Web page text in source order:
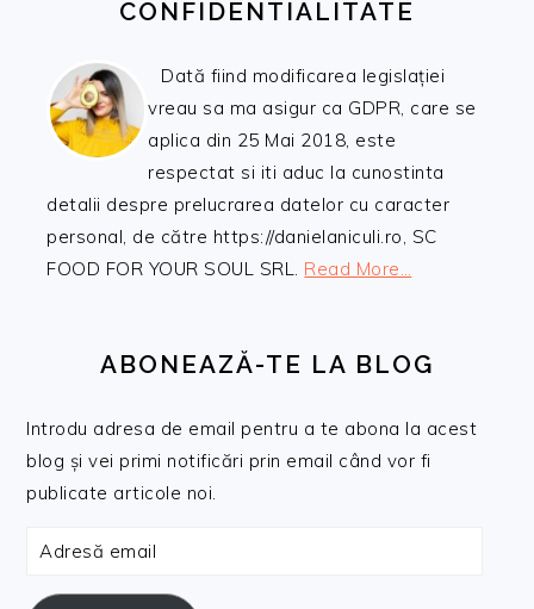
CONFIDENTIALITATE
Dată fiind modificarea legislației
vreau sa ma asigur ca GDPR, care se
aplica din 25 Mai 2018, este
respectat si iti aduc la cunostinta
detalii despre prelucrarea datelor cu caracter
personal, de către https://danielaniculi.ro, SC
FOOD FOR YOUR SOUL SRL. Read More…
ABONEAZĂ-TE LA BLOG
Introdu adresa de email pentru a te abona la acest
blog și vei primi notificări prin email când vor fi
publicate articole noi.
Adresă